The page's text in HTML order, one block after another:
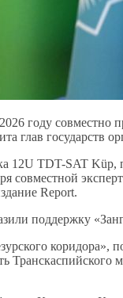
году совместно
глав государств
12U TDT-SAT
совместной
Report.
поддержку
коридора»,
Транскаспийского